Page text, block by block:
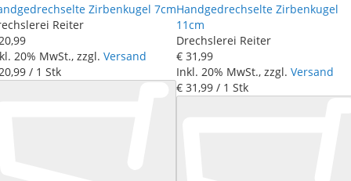
Zirbenkugel 7cm
Reiter
,99
20% MwSt., zzgl. Versand
,99 / 1 Stk
Handgedrechselte Zirbenkugel
11cm
Drechslerei Reiter
€ 31 ,99
Inkl. 20% MwSt., zzgl. Versand
€ 31 ,99 / 1 Stk